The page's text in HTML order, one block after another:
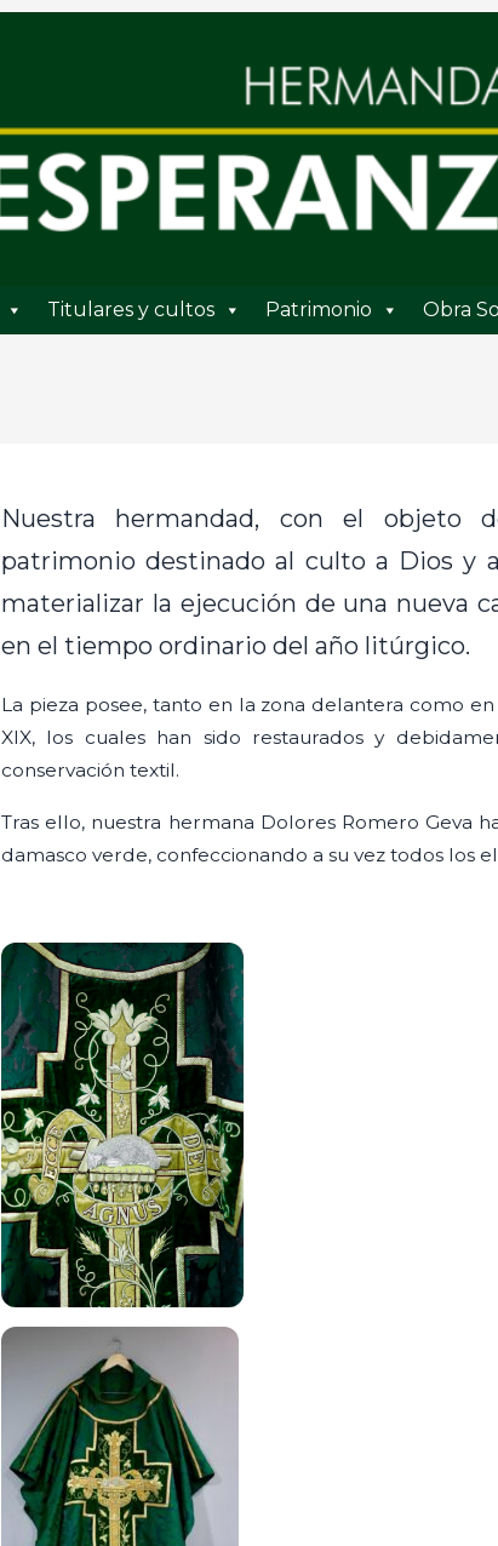
Titulares y cultos Patrimonio Obra
Nuestra hermandad, con el objeto
patrimonio destinado al culto a Dios y
materializar la ejecución de una nueva
en el tiempo ordinario del año litúrgico.
La pieza posee, tanto en la zona delantera como
XIX, los cuales han sido restaurados y
conservación textil.
Tras ello, nuestra hermana Dolores Romero Geva
damasco verde, confeccionando a su vez todos los